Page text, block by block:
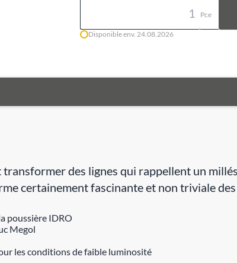
Pce
Disponible env. 24.08.2026
des lignes qui rappellent un
certainement fascinante et non triviale
poussière IDRO
Megol
les conditions de faible luminosité